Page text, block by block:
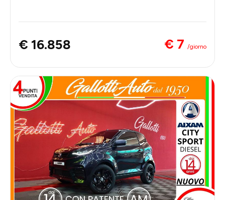
€ 16.858 € 7 /giorno